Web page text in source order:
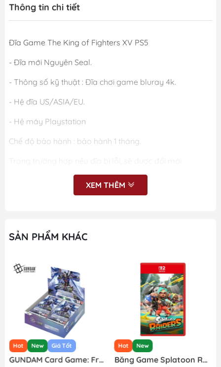
Thông tin chi tiết
Đĩa Game The King of Fighters XV PS5
- Đĩa mới Nguyên Seal.
- Thông số kỹ thuật : Đĩa chơi game bluray 4k.
- Hệ đĩa US/ASIA/EU.
- Hệ máy Playstation
Chế độ bảo hành : bảo hành 1 tháng.
XEM THÊM
SẢN PHẨM KHÁC
Hot New Giá Tốt
GUNDAM Card Game: Freedom Ascension GD-05 Japanese Booster Box
Hot New
Băng Game Splatoon Raiders Nintendo Switch 2